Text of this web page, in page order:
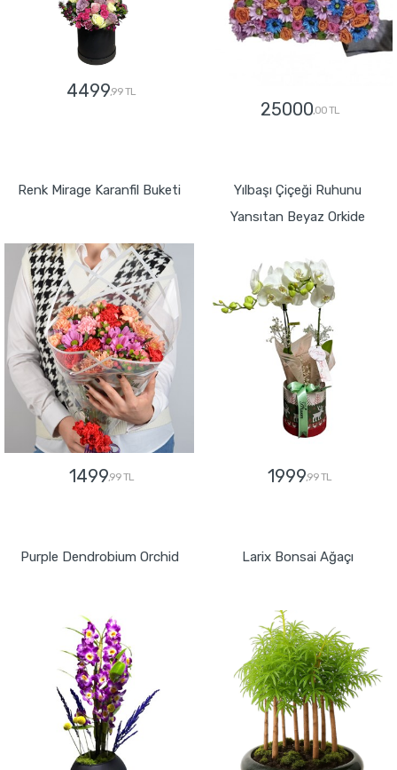
4499,99 TL
25000,00 TL
Renk Mirage Karanfil Buketi
1499,99 TL
Yılbaşı Çiçeği Ruhunu
Yansıtan Beyaz Orkide
1999,99 TL
Purple Dendrobium Orchid Larix Bonsai Ağaçı